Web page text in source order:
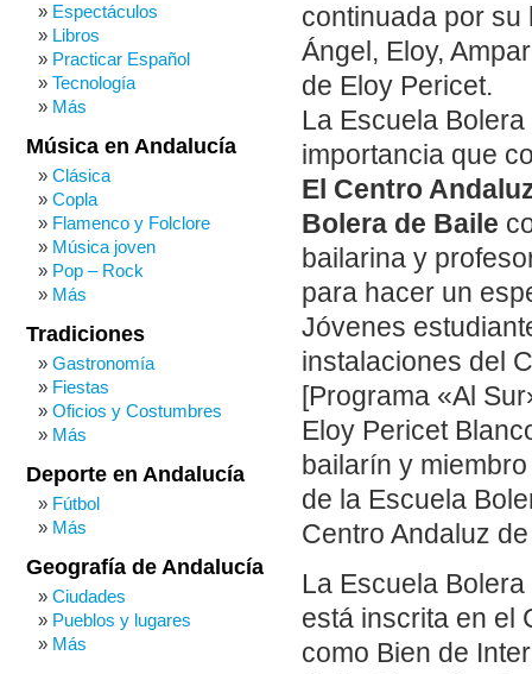
continuada por su
Ángel, Eloy,
de Eloy Pericet.
La Escuela
importancia que
El Centro
Bolera de Baile
bailarina y
para hacer un
Jóvenes
instalaciones del
[Programa «Al
Eloy Pericet
bailarín y
de la Escuela
Centro Andaluz
La Escuela
está inscrita en el
como Bien de
Espectáculos
Libros
Practicar Español
Tecnología
Más
Música en Andalucía
Clásica
Copla
Flamenco y Folclore
Música joven
Pop – Rock
Más
Tradiciones
Gastronomía
Fiestas
Oficios y Costumbres
Más
Deporte en Andalucía
Fútbol
Más
Geografía de Andalucía
Ciudades
Pueblos y lugares
Más